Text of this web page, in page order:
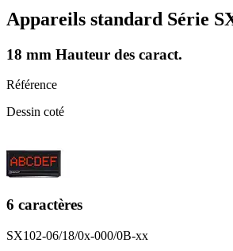
Appareils standard Série
18 mm Hauteur des caract.
Référence
Dessin coté
6 caractères
SX102-06/18/0x-000/0B-xx